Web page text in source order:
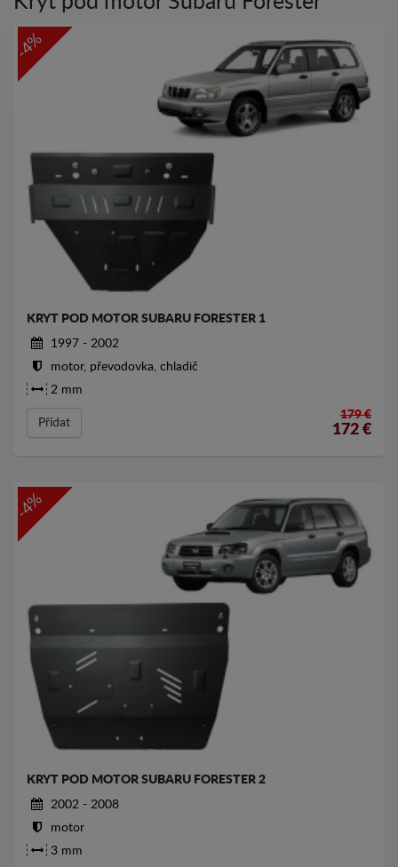
-4%
KRYT POD MOTOR SUBARU FORESTER 1
1997 - 2002
motor, převodovka, chladič
2 mm
Přídat
179 €
172 €
-4%
KRYT POD MOTOR SUBARU FORESTER 2
2002 - 2008
motor
3 mm